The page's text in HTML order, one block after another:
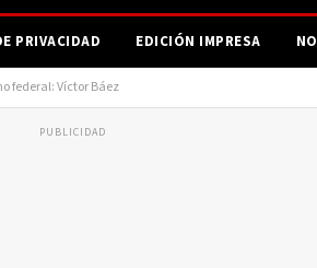
PRIVACIDAD EDICIÓN IMPRESA
federal: Víctor Báez
PUBLICIDAD